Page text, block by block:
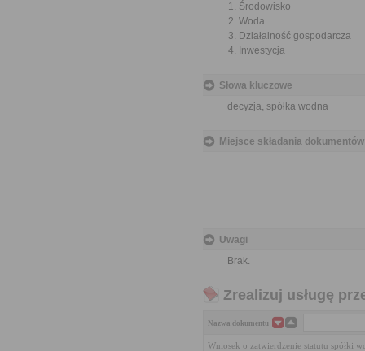
Środowisko
Woda
Działalność gospodarcza
Inwestycja
Słowa kluczowe
decyzja, spółka wodna
Miejsce składania dokumentów
Uwagi
Brak.
Zrealizuj usługę
Nazwa dokumentu
Wniosek o zatwierdzenie statutu spółki